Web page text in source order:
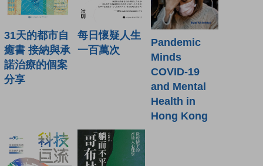
31天的都市自
癒書 接納與承
諾治療的個案
分享
每日懷疑人生
一百萬次
Pandemic
Minds
COVID-19
and Mental
Health in
Hong Kong